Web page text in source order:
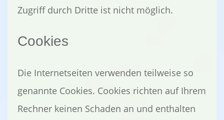
Zugriff durch Dritte ist nicht möglich.
Cookies
Die Internetseiten verwenden teilweise so
genannte Cookies. Cookies richten auf Ihrem
Rechner keinen Schaden an und enthalten